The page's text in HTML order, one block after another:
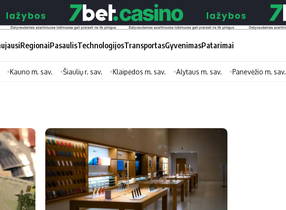
RegionaiPasaulisTechnologijosTransportasGyvenimasPatarimai
Kauno miesto
Klaipėdos miesto
Panevėžio miesto
Šiaulių miesto
Druskininkų
Utenos rajono
Jonavos rajono
Vilkaviškio rajono
Tauragės rajono
Kauno m. sav. Šiaulių r. sav. Klaipėdos m. sav. Alytaus m. sav. Panevėžio m. sav.